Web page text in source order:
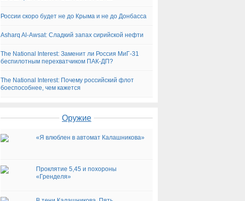
России скоро будет не до Крыма и не до Донбасса
Asharq Al-Awsat: Сладкий запах сирийской нефти
The National Interest: Заменит ли Россия МиГ-31
беспилотным перехватчиком ПАК-ДП?
The National Interest: Почему российский флот
боеспособнее, чем кажется
Оружие
«Я влюблен в автомат Калашникова»
Проклятие 5,45 и похороны
«Гренделя»